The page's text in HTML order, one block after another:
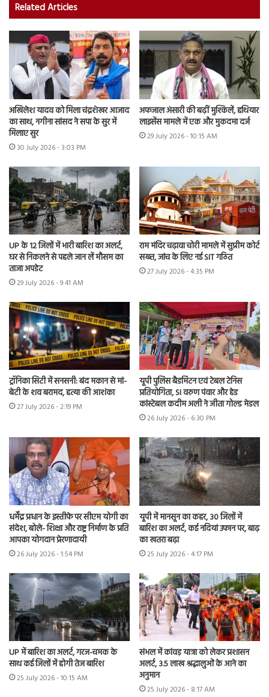
Related Articles
अखिलेश यादव को मिला चंद्रशेखर आजाद
का साथ, नगीना सांसद ने सपा के सुर में
मिलाए सुर
30 July 2026 - 3:03 PM
अफजाल अंसारी की बढ़ीं मुश्किलें, हथियार
लाइसेंस मामले में एक और मुकदमा दर्ज
29 July 2026 - 10:15 AM
UP के 12 जिलों में भारी बारिश का अलर्ट,
घर से निकलने से पहले जान लें मौसम का
ताजा अपडेट
29 July 2026 - 9:41 AM
राम मंदिर चढ़ावा चोरी मामले में सुप्रीम कोर्ट
सख्त, जांच के लिए नई SIT गठित
27 July 2026 - 4:35 PM
ट्रॉनिका सिटी में सनसनी: बंद मकान से मां-
बेटी के शव बरामद, हत्या की आशंका
27 July 2026 - 2:19 PM
यूपी पुलिस बैडमिंटन एवं टेबल टेनिस
प्रतियोगिता, SI वरुण पंवार और हेड
कांस्टेबल कदीम अली ने जीता गोल्ड मेडल
26 July 2026 - 6:30 PM
धर्मेंद्र प्रधान के इस्तीफे पर सीएम योगी का
संदेश, बोले- शिक्षा और राष्ट्र निर्माण के प्रति
आपका योगदान प्रेरणादायी
26 July 2026 - 1:54 PM
यूपी में मानसून का कहर, 30 जिलों में
बारिश का अलर्ट, कई नदियां उफान पर, बाढ़
का खतरा बढ़ा
25 July 2026 - 4:17 PM
UP में बारिश का अलर्ट, गरज-चमक के
साथ कई जिलों में होगी तेज बारिश
25 July 2026 - 10:15 AM
संभल में कांवड़ यात्रा को लेकर प्रशासन
अलर्ट, 3.5 लाख श्रद्धालुओं के आने का
अनुमान
25 July 2026 - 8:17 AM